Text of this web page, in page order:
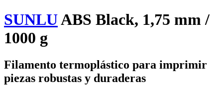
SUNLUABS Black, 1,75 mm /
1000 g
Filamento termoplástico para imprimir
piezas robustas y duraderas